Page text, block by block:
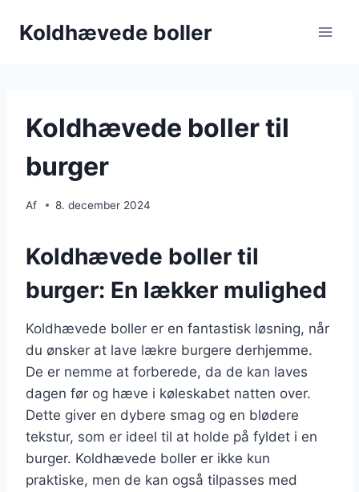
Koldhævede boller
Koldhævede boller til
burger
Af 8. december 2024
Koldhævede boller til
burger: En lækker mulighed
Koldhævede boller er en fantastisk løsning, når
du ønsker at lave lækre burgere derhjemme.
De er nemme at forberede, da de kan laves
dagen før og hæve i køleskabet natten over.
Dette giver en dybere smag og en blødere
tekstur, som er ideel til at holde på fyldet i en
burger. Koldhævede boller er ikke kun
praktiske, men de kan også tilpasses med